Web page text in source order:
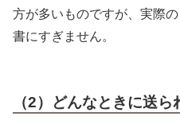
方が多いものですが、実際
書にすぎません。
（2）どんなときに送ら